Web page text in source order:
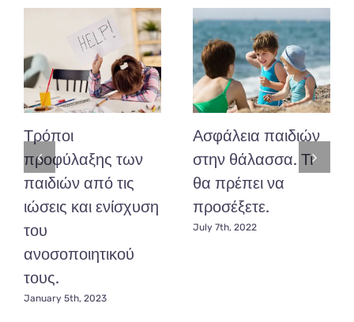
αντιμετωπίζονται
και
ποιές
οι
πιo
κοινές;
Τρόποι
προφύλαξης των
παιδιών από τις
ιώσεις και ενίσχυση
του
ανοσοποιητικού
τους.
January 5th, 2023
Ασφάλεια παιδιών
στην θάλασσα. Τι
θα πρέπει να
προσέξετε.
July 7th, 2022